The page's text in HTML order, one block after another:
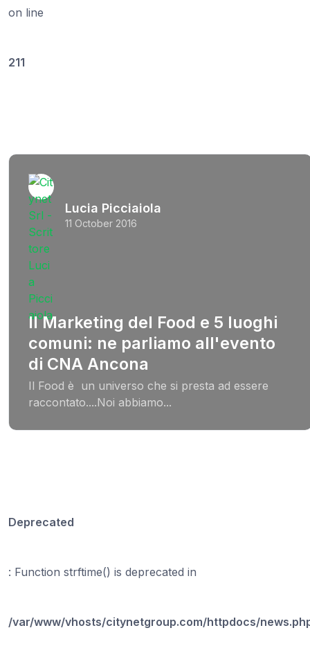
on line
211
Lucia Picciaiola
11 October 2016
Il Marketing del Food e 5 luoghi
comuni: ne parliamo all'evento
di CNA Ancona
Il Food è un universo che si presta ad essere
raccontato....Noi abbiamo...
Deprecated
: Function strftime() is deprecated in
/var/www/vhosts/citynetgroup.com/httpdocs/